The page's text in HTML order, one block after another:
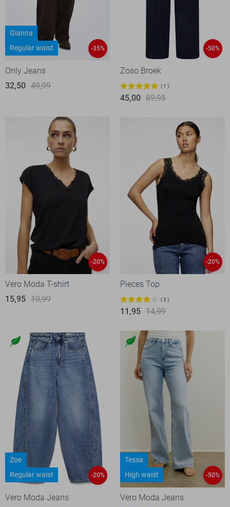
Gianna
Regular waist
-35%
Only Jeans
32,50 49,99
-50%
Zoso Broek
1
45,00 89,95
-20%
Vero Moda T-shirt
15,95 19,99
-20%
Pieces Top
3
11,95 14,99
Zoe
Regular waist
-20%
Vero Moda Jeans
Tessa
High waist
-50%
Vero Moda Jeans